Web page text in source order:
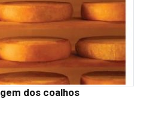
dos coalhos